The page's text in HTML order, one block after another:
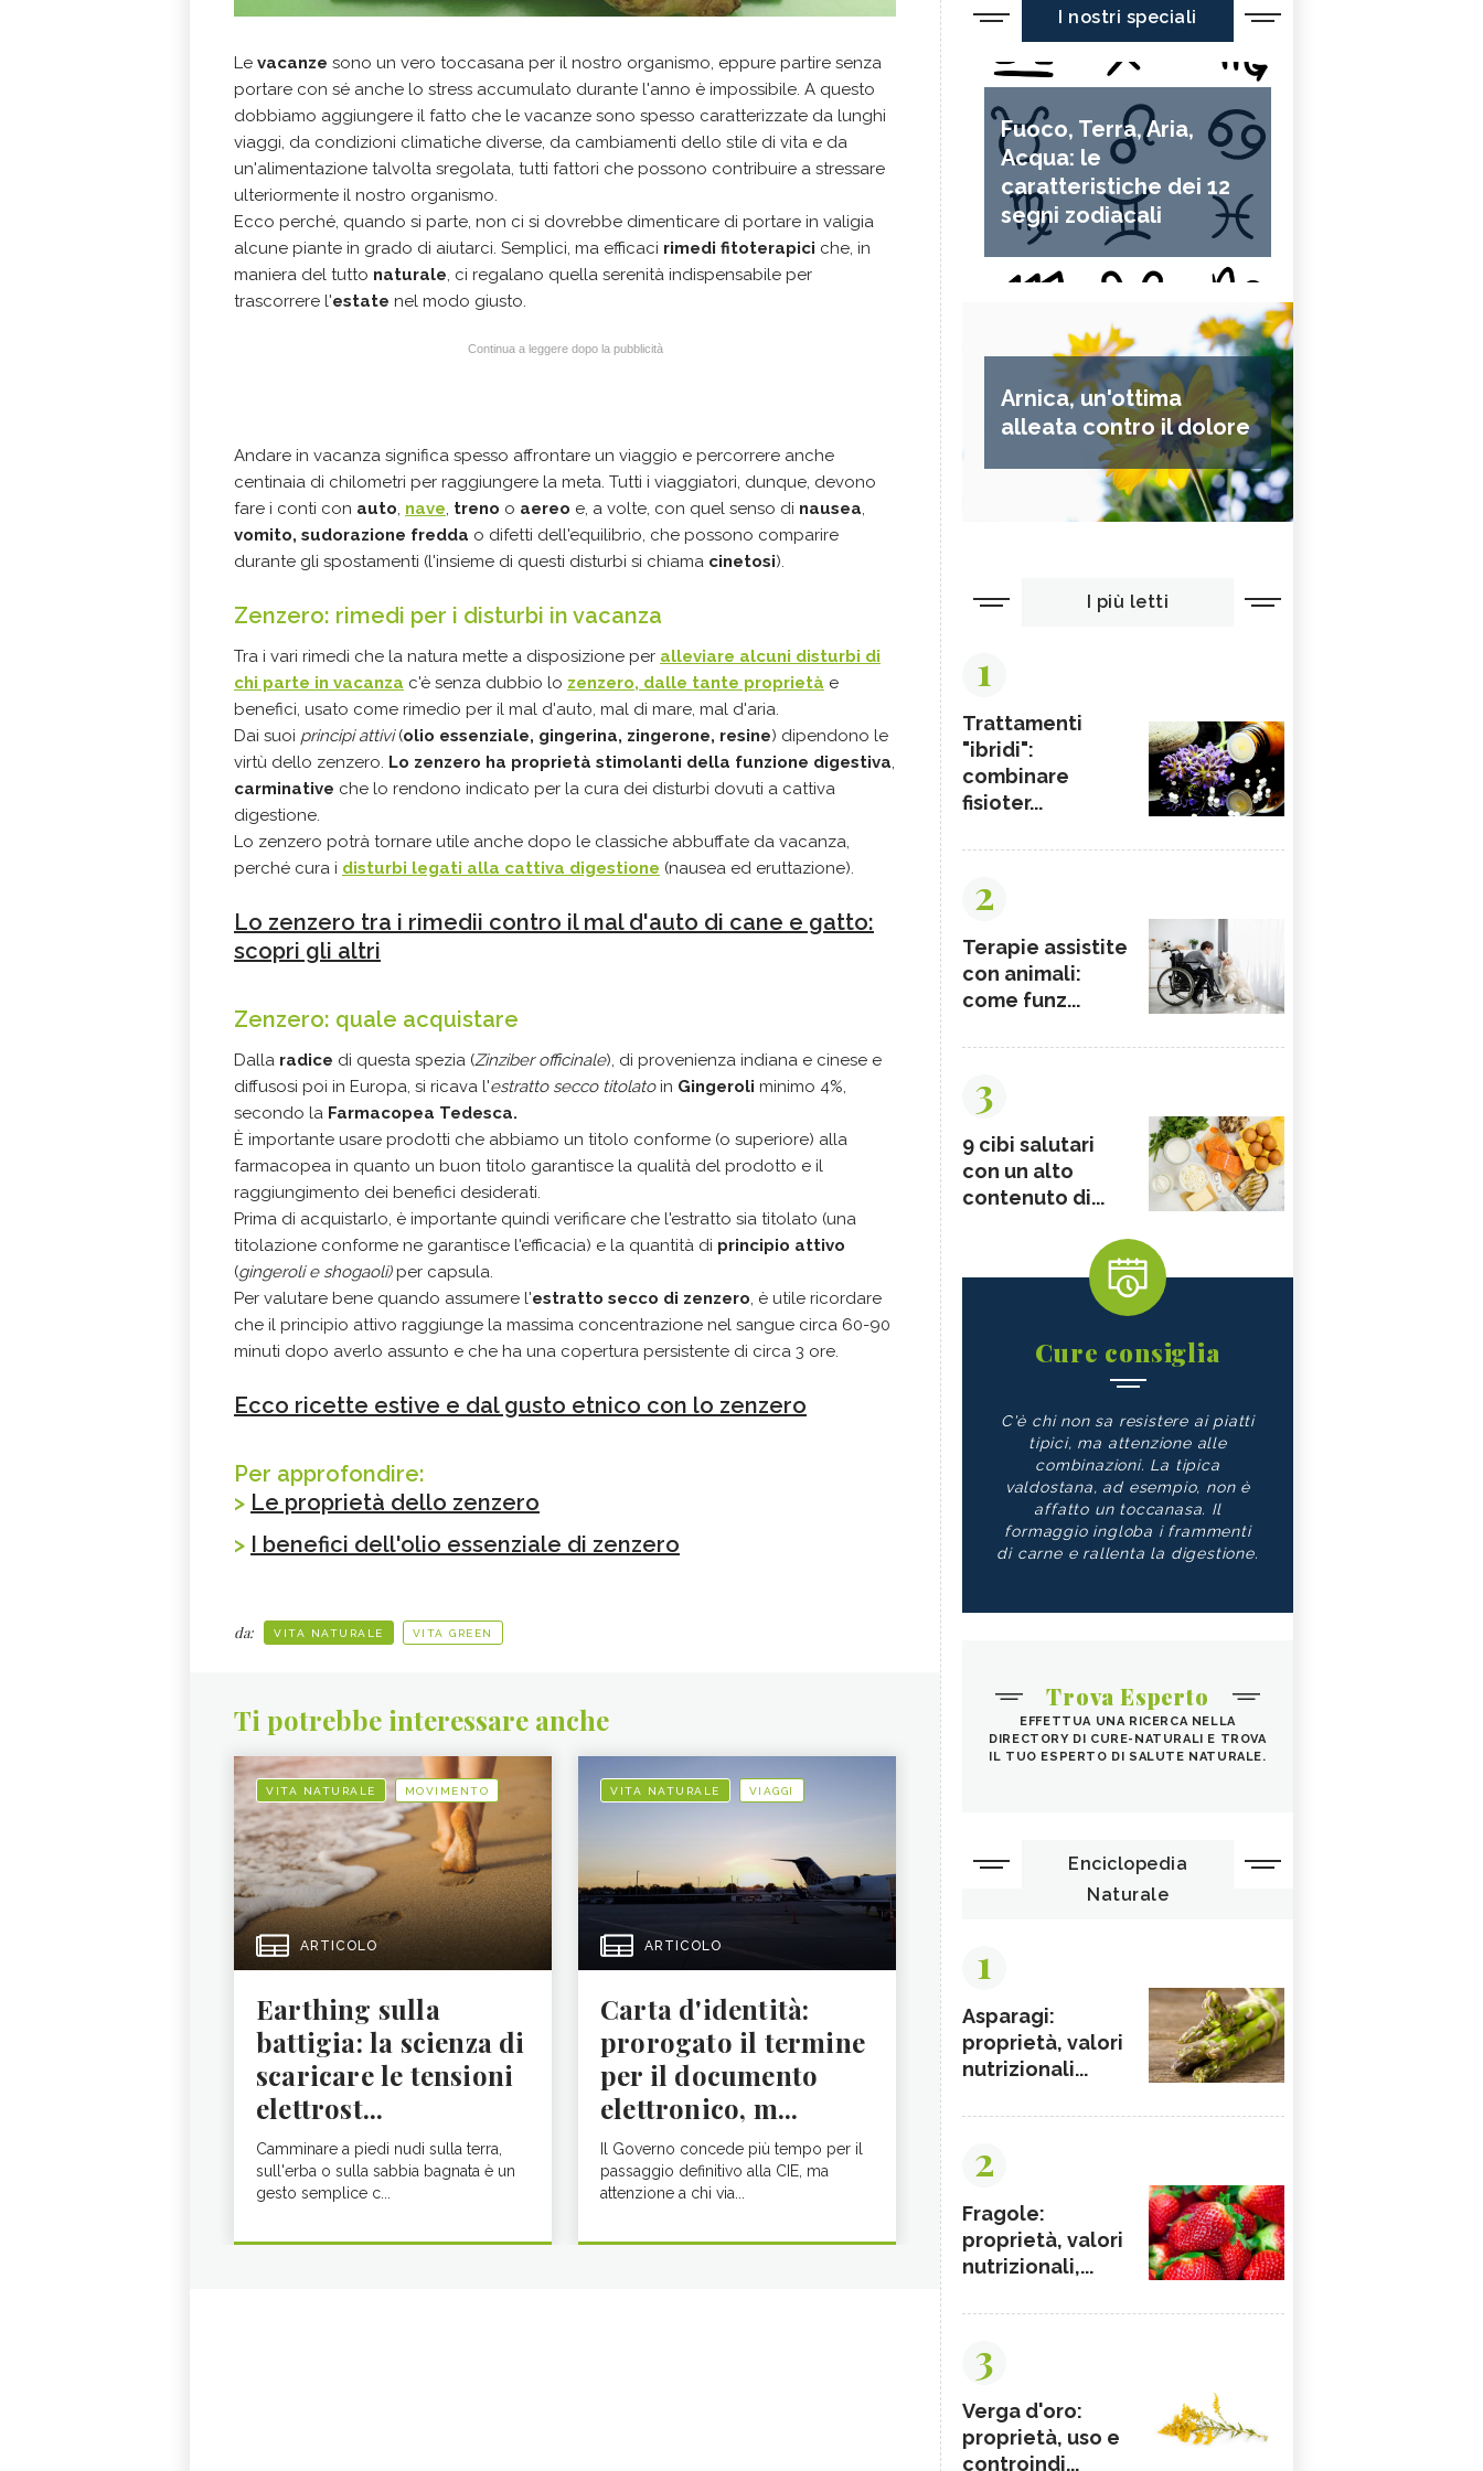
Le vacanze sono un vero toccasana per il nostro organismo, eppure partire senza
portare con sé anche lo stress accumulato durante l'anno è impossibile. A questo
dobbiamo aggiungere il fatto che le vacanze sono spesso caratterizzate da lunghi
viaggi, da condizioni climatiche diverse, da cambiamenti dello stile di vita e da
un'alimentazione talvolta sregolata, tutti fattori che possono contribuire a stressare
ulteriormente il nostro organismo.
Ecco perché, quando si parte, non ci si dovrebbe dimenticare di portare in valigia
alcune piante in grado di aiutarci. Semplici, ma efficaci rimedi fitoterapici che, in
maniera del tutto naturale, ci regalano quella serenità indispensabile per
trascorrere l'estate nel modo giusto.
Continua a leggere dopo la pubblicità
Andare in vacanza significa spesso affrontare un viaggio e percorrere anche
centinaia di chilometri per raggiungere la meta. Tutti i viaggiatori, dunque, devono
fare i conti con auto, nave, treno o aereo e, a volte, con quel senso di nausea,
vomito, sudorazione fredda o difetti dell'equilibrio, che possono comparire
durante gli spostamenti (l'insieme di questi disturbi si chiama cinetosi).
Zenzero: rimedi per i disturbi in vacanza
Tra i vari rimedi che la natura mette a disposizione per alleviare alcuni disturbi di
chi parte in vacanza c'è senza dubbio lo zenzero, dalle tante proprietà e
benefici, usato come rimedio per il mal d'auto, mal di mare, mal d'aria.
Dai suoi principi attivi(olio essenziale, gingerina, zingerone, resine) dipendono le
virtù dello zenzero. Lo zenzero ha proprietà stimolanti della funzione digestiva,
carminative che lo rendono indicato per la cura dei disturbi dovuti a cattiva
digestione.
Lo zenzero potrà tornare utile anche dopo le classiche abbuffate da vacanza,
perché cura i disturbi legati alla cattiva digestione (nausea ed eruttazione).
Lo zenzero tra i rimedii contro il mal d'auto di cane e gatto:
scopri gli altri
Zenzero: quale acquistare
Dalla radice di questa spezia (Zinziber officinale), di provenienza indiana e cinese e
diffusosi poi in Europa, si ricava l'estratto secco titolatoin Gingeroli minimo 4%,
secondo la Farmacopea Tedesca.
È importante usare prodotti che abbiamo un titolo conforme (o superiore) alla
farmacopea in quanto un buon titolo garantisce la qualità del prodotto e il
raggiungimento dei benefici desiderati.
Prima di acquistarlo, è importante quindi verificare che l'estratto sia titolato (una
titolazione conforme ne garantisce l'efficacia) e la quantità di principio attivo
(gingeroli e shogaoli)per capsula.
Per valutare bene quando assumere l'estratto secco di zenzero, è utile ricordare
che il principio attivo raggiunge la massima concentrazione nel sangue circa 60-90
minuti dopo averlo assunto e che ha una copertura persistente di circa 3 ore.
Ecco ricette estive e dal gusto etnico con lo zenzero
Per approfondire:
> Le proprietà dello zenzero
> I benefici dell'olio essenziale di zenzero
da: VITA NATURALE VITA GREEN
Ti potrebbe interessare anche
VITA NATURALE MOVIMENTO
ARTICOLO
Earthing sulla
battigia: la scienza di
scaricare le tensioni
elettrost...
Camminare a piedi nudi sulla terra,
sull'erba o sulla sabbia bagnata è un
gesto semplice c...
VITA NATURALE VIAGGI
ARTICOLO
Carta d'identità:
prorogato il termine
per il documento
elettronico, m...
Il Governo concede più tempo per il
passaggio definitivo alla CIE, ma
attenzione a chi via...
I nostri speciali
Fuoco, Terra, Aria,
Acqua: le
caratteristiche dei 12
segni zodiacali
Arnica, un'ottima
alleata contro il dolore
I più letti
1
Trattamenti
"ibridi":
combinare
fisioter...
2
Terapie assistite
con animali:
come funz...
3
9 cibi salutari
con un alto
contenuto di...
Cure consiglia
C'è chi non sa resistere ai piatti
tipici, ma attenzione alle
combinazioni. La tipica
valdostana, ad esempio, non è
affatto un toccanasa. Il
formaggio ingloba i frammenti
di carne e rallenta la digestione.
Trova Esperto
EFFETTUA UNA RICERCA NELLA
DIRECTORY DI CURE-NATURALI E TROVA
IL TUO ESPERTO DI SALUTE NATURALE.
Enciclopedia
Naturale
1
Asparagi:
proprietà, valori
nutrizionali...
2
Fragole:
proprietà, valori
nutrizionali,...
3
Verga d'oro:
proprietà, uso e
controindi...